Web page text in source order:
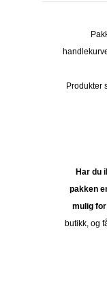
Produkter
Har du
pakken
mulig
butikk, og